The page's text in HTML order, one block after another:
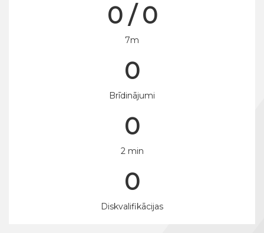
0 / 0
7m
0
Brīdinājumi
0
2 min
0
Diskvalifikācijas